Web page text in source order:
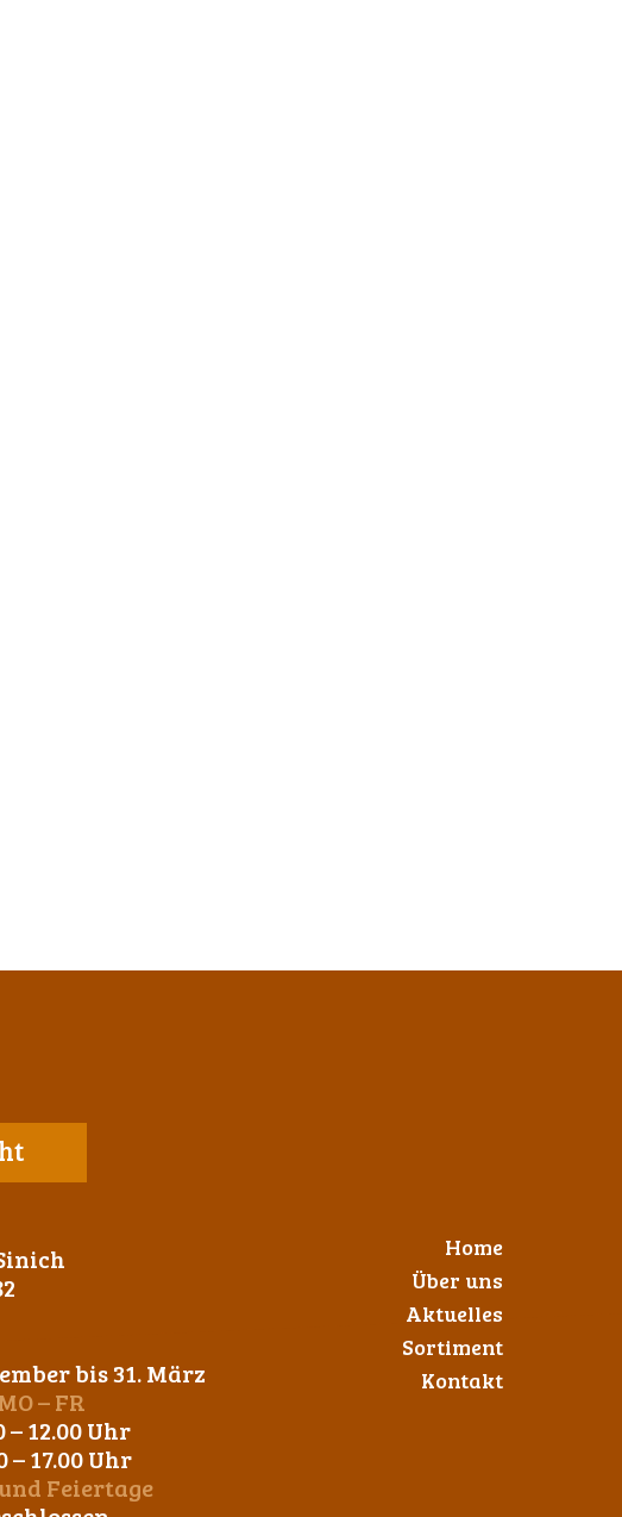
bis 31. März
– FR
– 12.00 Uhr
– 17.00 Uhr
und Feiertage
Home
Über uns
Aktuelles
Sortiment
Kontakt